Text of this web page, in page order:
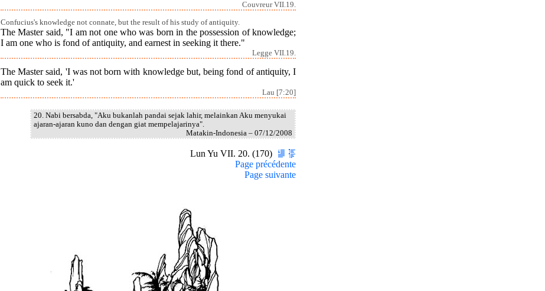
Couvreur VII.19.
Confucius's knowledge not connate, but the result of his study of antiquity.
The Master said, "I am not one who was born in the possession of knowledge;
I am one who is fond of antiquity, and earnest in seeking it there."
Legge VII.19.
The Master said, 'I was not born with knowledge but, being fond of antiquity, I
am quick to seek it.'
Lau [7:20]
20. Nabi bersabda, "Aku bukanlah pandai sejak lahir, melainkan Aku menyukai
ajaran-ajaran kuno dan dengan giat mempelajarinya".
Matakin-Indonesia – 07/12/2008
Lun Yu VII. 20. (170)
Page précédente
Page suivante